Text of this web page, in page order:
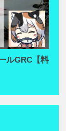
ルGRC【料